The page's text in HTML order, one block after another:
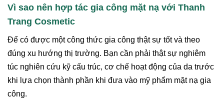
Vì sao nên hợp tác gia công mặt nạ với Thanh
Trang Cosmetic
Để có được một công thức gia công thật sự tốt và theo
đúng xu hướng thị trường. Bạn cần phải thật sự nghiêm
túc nghiên cứu kỹ cấu trúc, cơ chế hoạt động của da trước
khi lựa chọn thành phần khi đưa vào mỹ phẩm mặt nạ gia
công.